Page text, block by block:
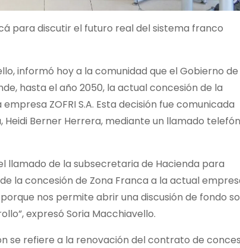
para discutir el futuro real del sistema franco
informó hoy a la comunidad que el Gobierno de
hasta el año 2050, la actual concesión de la
ZOFRI S.A. Esta decisión fue comunicada
Berner Herrera, mediante un llamado
llamado de la subsecretaria de Hacienda para
la concesión de Zona Franca a la actual
nos permite abrir una discusión de fondo
expresó Soria Macchiavello.
se refiere a la renovación del contrato de